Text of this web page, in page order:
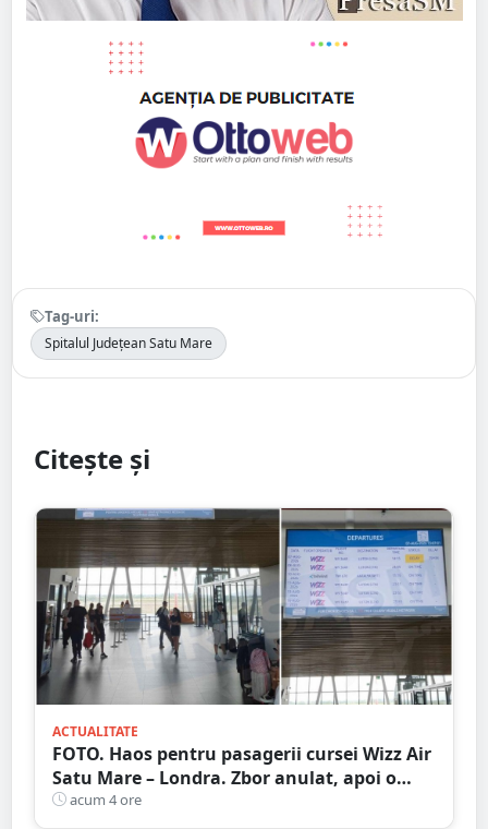
Tag-uri:
Spitalul Județean Satu Mare
Citește și
ACTUALITATE
FOTO. Haos pentru pasagerii cursei Wizz Air
Satu Mare – Londra. Zbor anulat, apoi o
nouă întârziere. Fără explicații clare
acum 4 ore